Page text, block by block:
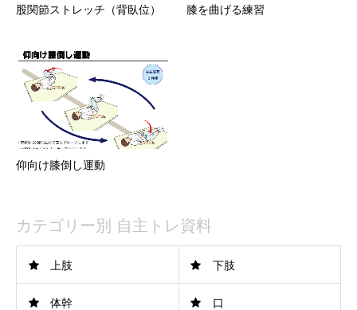
股関節ストレッチ（背臥位） 膝を曲げる練習
仰向け膝倒し運動
カテゴリー別 自主トレ資料
上肢 下肢
体幹 口